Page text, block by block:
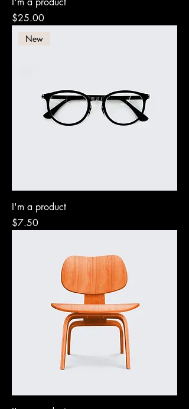
Precio
$25.00
New
I'm a product
Precio
$7.50